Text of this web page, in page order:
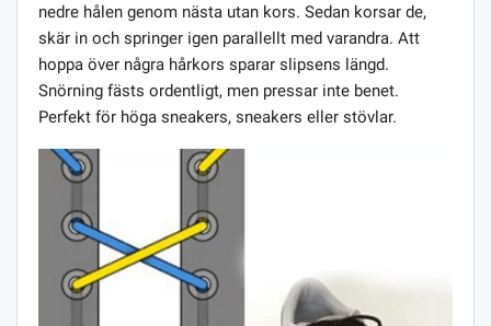
nedre hålen genom nästa utan kors. Sedan korsar de,
skär in och springer igen parallellt med varandra. Att
hoppa över några hårkors sparar slipsens längd.
Snörning fästs ordentligt, men pressar inte benet.
Perfekt för höga sneakers, sneakers eller stövlar.